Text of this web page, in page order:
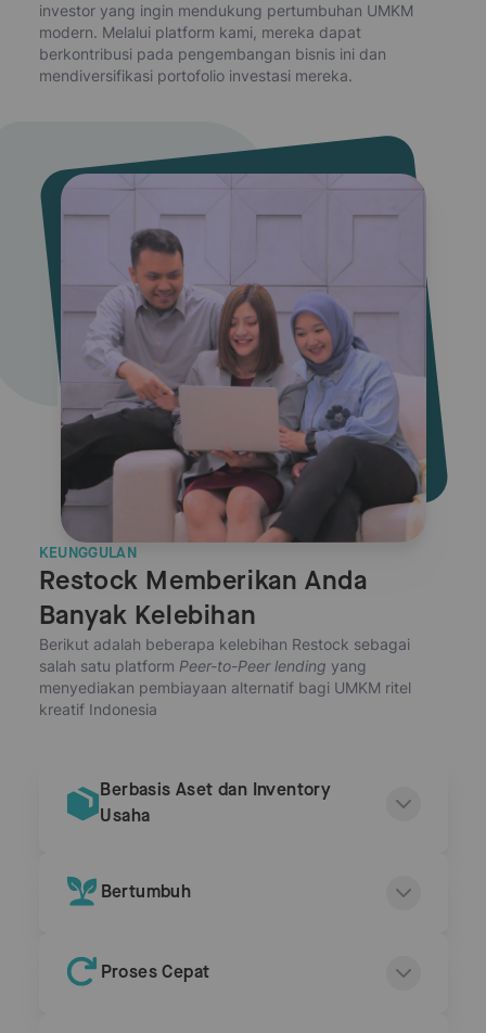
investor yang ingin mendukung pertumbuhan UMKM
modern. Melalui platform kami, mereka dapat
berkontribusi pada pengembangan bisnis ini dan
mendiversifikasi portofolio investasi mereka.
KEUNGGULAN
Restock Memberikan Anda
Banyak Kelebihan
Berikut adalah beberapa kelebihan Restock sebagai
salah satu platform Peer-to-Peer lending yang
menyediakan pembiayaan alternatif bagi UMKM ritel
kreatif Indonesia
Berbasis Aset dan Inventory
Usaha
Bertumbuh
Proses Cepat